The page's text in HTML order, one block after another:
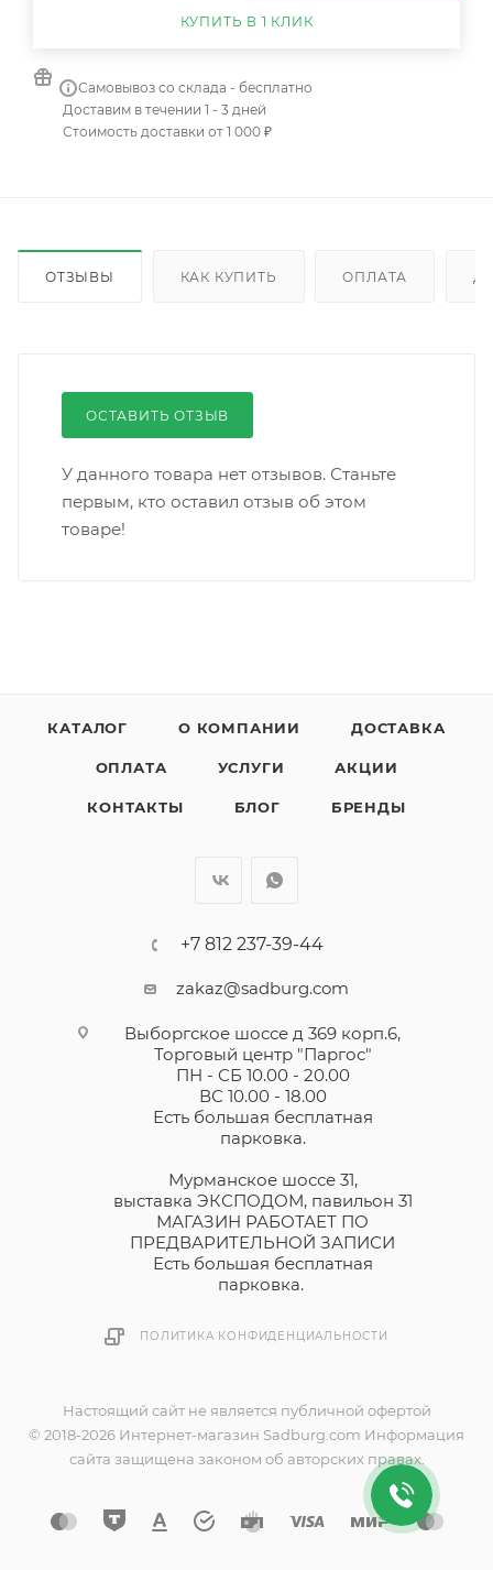
КУПИТЬ В 1 КЛИК
Самовывоз со склада - бесплатно
Доставим в течении 1 - 3 дней
Стоимость доставки от 1 000 ₽
ОТЗЫВЫ КАК КУПИТЬ ОПЛАТА
ОСТАВИТЬ ОТЗЫВ
У данного товара нет отзывов. Станьте
первым, кто оставил отзыв об этом
товаре!
КАТАЛОГ О КОМПАНИИ ДОСТАВКА
ОПЛАТА УСЛУГИ АКЦИИ
КОНТАКТЫ БЛОГ БРЕНДЫ
+7 812 237-39-44
zakaz@sadburg.com
Выборгское шоссе д 369 корп.6,
Торговый центр "Паргос"
ПН - СБ 10.00 - 20.00
ВС 10.00 - 18.00
Есть большая бесплатная
парковка.
Мурманское шоссе 31,
выставка ЭКСПОДОМ, павильон 31
МАГАЗИН РАБОТАЕТ ПО
ПРЕДВАРИТЕЛЬНОЙ ЗАПИСИ
Есть большая бесплатная
парковка.
ПОЛИТИКА КОНФИДЕНЦИАЛЬНОСТИ
Настоящий сайт не является публичной офертой
© 2018-2026 Интернет-магазин Sadburg.com Информация
сайта защищена законом об авторских правах.